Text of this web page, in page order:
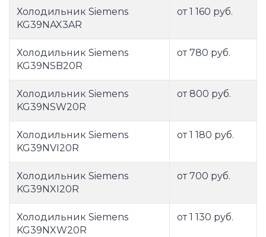
Холодильник Siemens
KG39NAX3AR
от 1 160 руб.
Холодильник Siemens
KG39NSB20R
от 780 руб.
Холодильник Siemens
KG39NSW20R
от 800 руб.
Холодильник Siemens
KG39NVI20R
от 1 180 руб.
Холодильник Siemens
KG39NXI20R
от 700 руб.
Холодильник Siemens
KG39NXW20R
от 1 130 руб.